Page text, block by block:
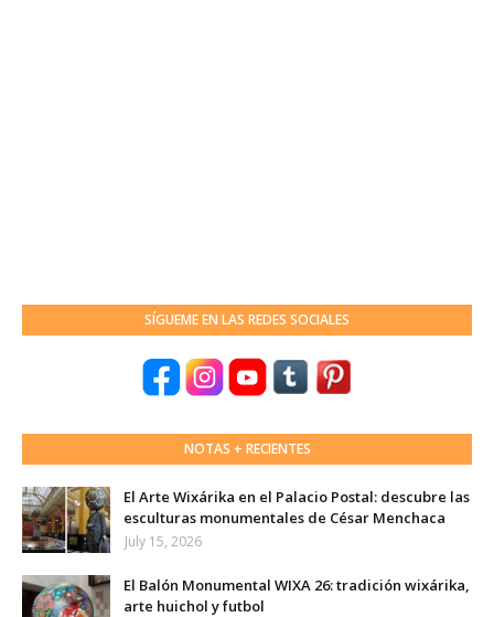
SÍGUEME EN LAS REDES SOCIALES
NOTAS + RECIENTES
El Arte Wixárika en el Palacio Postal: descubre las
esculturas monumentales de César Menchaca
July 15, 2026
El Balón Monumental WIXA 26: tradición wixárika,
arte huichol y futbol